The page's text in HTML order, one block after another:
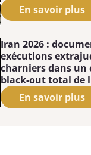
En savoir plus
Iran 2026 :
exécutions
charniers dans un
black-out total de
En savoir plus